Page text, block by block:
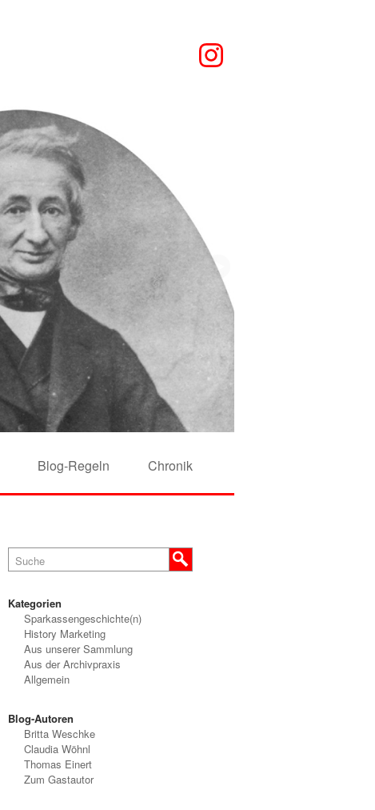
Blog-Regeln Chronik
Kategorien
Sparkassengeschichte(n)
History Marketing
Aus unserer Sammlung
Aus der Archivpraxis
Allgemein
Blog-Autoren
Britta Weschke
Claudia Wöhnl
Thomas Einert
Zum Gastautor